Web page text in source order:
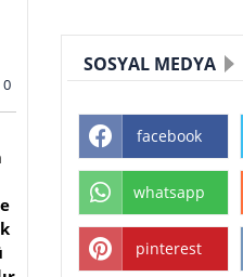
0
SOSYAL MEDYA
facebook
whatsapp
pinterest